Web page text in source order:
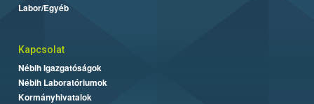
Labor/Egyéb
Kapcsolat
Nébih Igazgatóságok
Nébih Laboratóriumok
Kormányhivatalok